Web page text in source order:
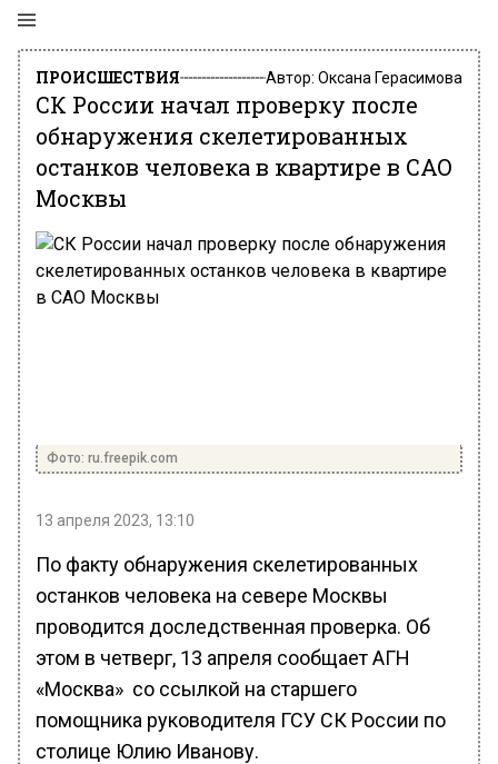
ПРОИСШЕСТВИЯ Автор: Оксана Герасимова
СК России начал проверку после
обнаружения скелетированных
останков человека в квартире в САО
Москвы
Фото: ru.freepik.com
13 апреля 2023, 13:10
По факту обнаружения скелетированных
останков человека на севере Москвы
проводится доследственная проверка. Об
этом в четверг, 13 апреля сообщает АГН
«Москва» со ссылкой на старшего
помощника руководителя ГСУ СК России по
столице Юлию Иванову.